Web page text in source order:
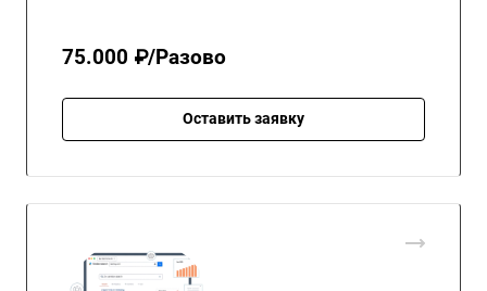
75.000 ₽/Разово
Оставить заявку